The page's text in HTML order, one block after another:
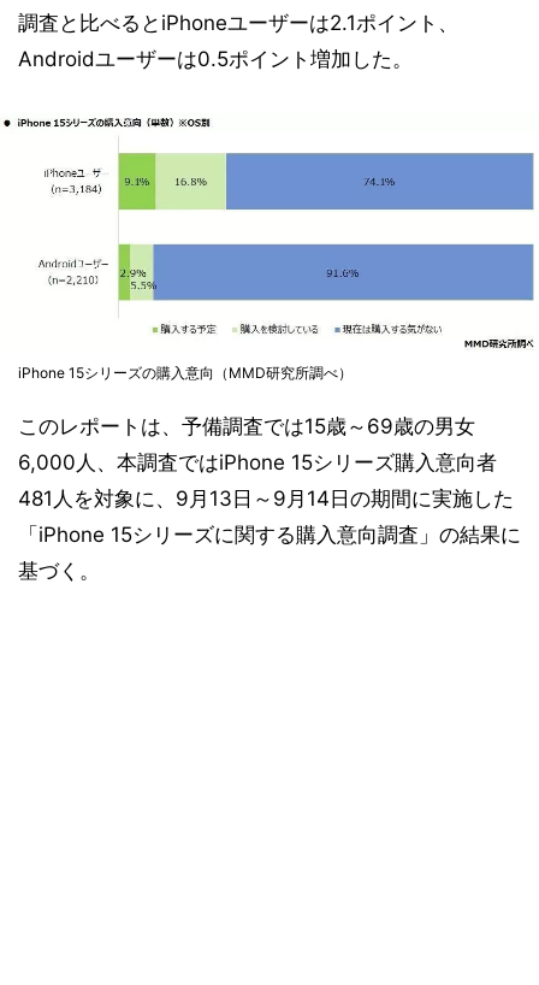
調査と比べるとiPhoneユーザーは2.1ポイント、
Androidユーザーは0.5ポイント増加した。
iPhone 15シリーズの購入意向（MMD研究所調べ）
このレポートは、予備調査では15歳～69歳の男女
6,000人、本調査ではiPhone 15シリーズ購入意向者
481人を対象に、9月13日～9月14日の期間に実施した
「iPhone 15シリーズに関する購入意向調査」の結果に
基づく。